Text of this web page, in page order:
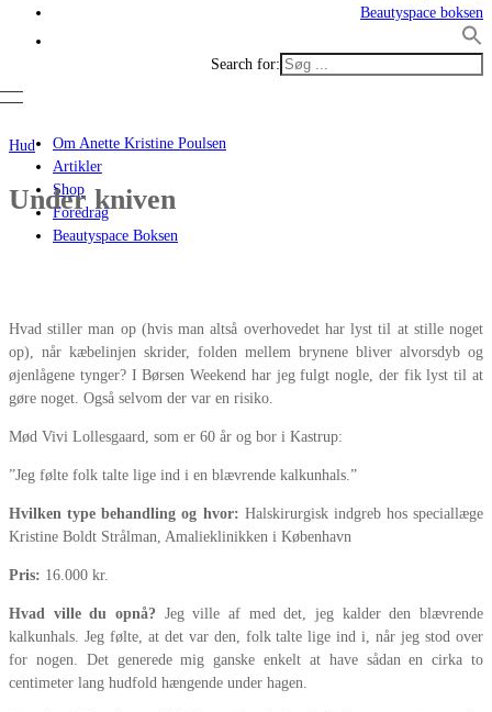
Beautyspace boksen
Search for:
Om Anette Kristine Poulsen
Artikler
Shop
Foredrag
Beautyspace Boksen
Hud
Under kniven
Hvad stiller man op (hvis man altså overhovedet har lyst til at stille noget
op), når kæbelinjen skrider, folden mellem brynene bliver alvorsdyb og
øjenlågene tynger? I Børsen Weekend har jeg fulgt nogle, der fik lyst til at
gøre noget. Også selvom der var en risiko.
Mød Vivi Lollesgaard, som er 60 år og bor i Kastrup:
”Jeg følte folk talte lige ind i en blævrende kalkunhals.”
Hvilken type behandling og hvor: Halskirurgisk indgreb hos speciallæge
Kristine Boldt Strålman, Amalieklinikken i København
Pris: 16.000 kr.
Hvad ville du opnå? Jeg ville af med det, jeg kalder den blævrende
kalkunhals. Jeg følte, at det var den, folk talte lige ind i, når jeg stod over
for nogen. Det generede mig ganske enkelt at have sådan en cirka to
centimeter lang hudfold hængende under hagen.